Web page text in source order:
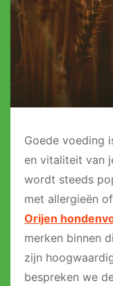
Goede voeding
en vitaliteit van
wordt steeds
met allergieën
Orijen
merken binnen
zijn
bespreken we